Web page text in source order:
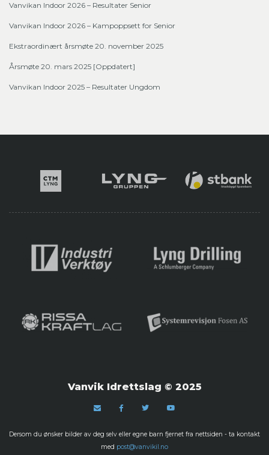
Vanvikan Indoor 2026 – Resultater Senior
Vanvikan Indoor 2026 – Kampoppsett for Senior
Ekstraordinært årsmøte 20. november 2025
Årsmøte 20. mars 2025 [Oppdatert]
Vanvikan Indoor 2025 – Resultater Ungdom
Vanvik Idrettslag © 2025
Dersom du ønsker bilder av deg selv eller egne barn fjernet fra nettsiden - ta kontakt
med post@vanvikil.no